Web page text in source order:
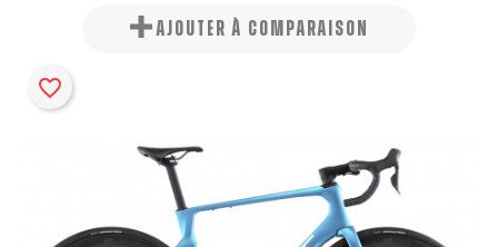
AJOUTER À COMPARAISON
favorite_border